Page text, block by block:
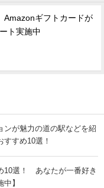
Amazonギフトカードが
ト実施中
ンが魅力の道の駅などを紹
すめ10選！
10選！ あなたが一番好き
】